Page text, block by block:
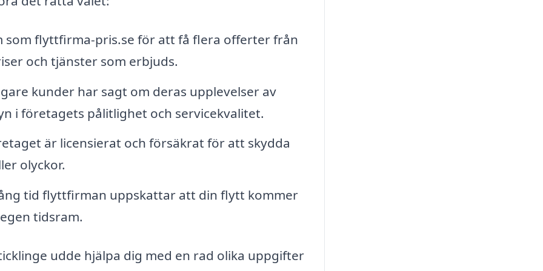
flyttfirma-pris.se för att få flera offerter från
och tjänster som erbjuds.
kunder har sagt om deras upplevelser av
i företagets pålitlighet och servicekvalitet.
är licensierat och försäkrat för att skydda
olyckor.
tid flyttfirman uppskattar att din flytt kommer
tidsram.
udde hjälpa dig med en rad olika uppgifter